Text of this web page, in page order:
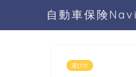
自動車保険Navi
選び方